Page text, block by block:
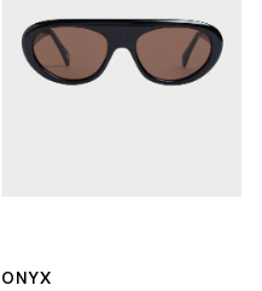
ONYX